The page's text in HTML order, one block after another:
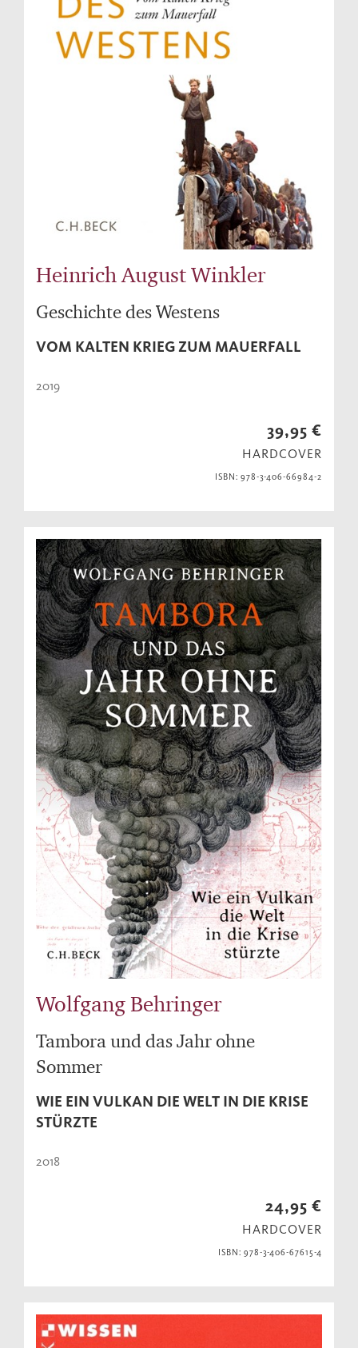
Heinrich August Winkler
Geschichte des Westens
VOM KALTEN KRIEG ZUM MAUERFALL
2019
39,95 €
HARDCOVER
ISBN: 978-3-406-66984-2
Wolfgang Behringer
Tambora und das Jahr ohne
Sommer
WIE EIN VULKAN DIE WELT IN DIE KRISE
STÜRZTE
2018
24,95 €
HARDCOVER
ISBN: 978-3-406-67615-4